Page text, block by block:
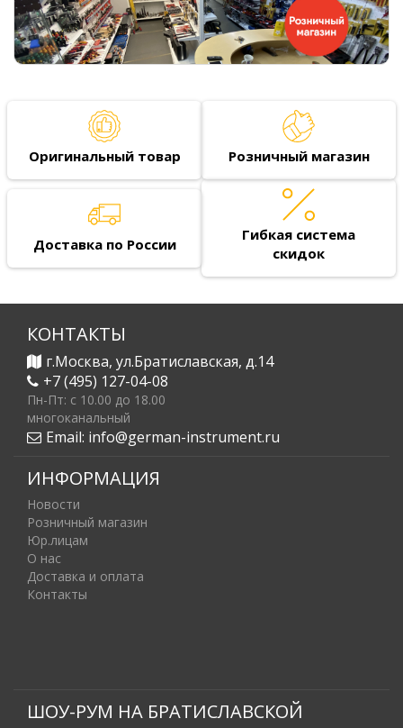
Оригинальный товар Розничный магазин
Доставка по России
Гибкая система
скидок
КОНТАКТЫ
г.Москва, ул.Братиславская, д.14
+7 (495) 127-04-08
Пн-Пт: c 10.00 до 18.00
многоканальный
Email: info@german-instrument.ru
ИНФОРМАЦИЯ
Новости
Розничный магазин
Юр.лицам
О нас
Доставка и оплата
Контакты
ШОУ-РУМ НА БРАТИСЛАВСКОЙ